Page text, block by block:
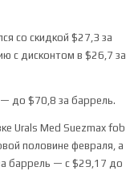
со скидкой $27,3 за
с дисконтом в $26,7 за
до $70,8 за баррель.
Urals Med Suezmax fob
половине февраля, а
баррель — с $29,17 до